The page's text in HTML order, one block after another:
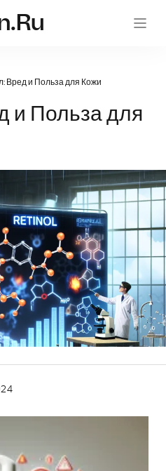
pv-
Вред и Польза для Кожи
и Польза для